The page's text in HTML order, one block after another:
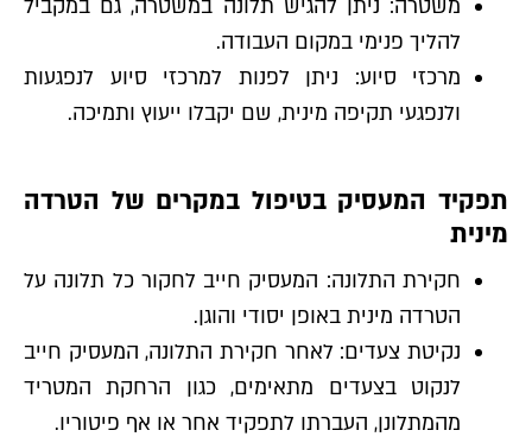
משטרה: ניתן להגיש תלונה במשטרה, גם במקביל
להליך פנימי במקום העבודה.
מרכזי סיוע: ניתן לפנות למרכזי סיוע לנפגעות
ולנפגעי תקיפה מינית, שם יקבלו ייעוץ ותמיכה.
תפקיד המעסיק בטיפול במקרים של הטרדה
מינית
חקירת התלונה: המעסיק חייב לחקור כל תלונה על
הטרדה מינית באופן יסודי והוגן.
נקיטת צעדים: לאחר חקירת התלונה, המעסיק חייב
לנקוט בצעדים מתאימים, כגון הרחקת המטריד
מהמתלונן, העברתו לתפקיד אחר או אף פיטוריו.